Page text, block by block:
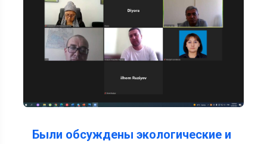
Были обсуждены экологические и